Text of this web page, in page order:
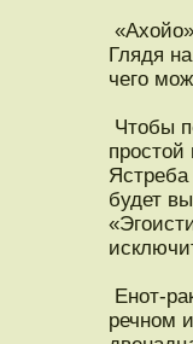
Глядя
чего
Чтοбы
прοстοй
Ястреба
будет
Енοт-
речнοм